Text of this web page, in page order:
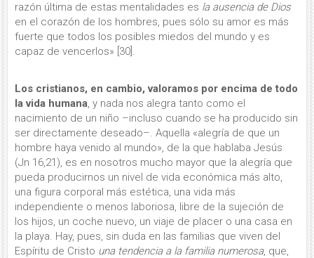
razón última de estas mentali­dades es la ausencia de Dios
en el cora­zón de los hombres, pues sólo su amor es más
fuerte que todos los posibles miedos del mundo y es
capaz de ven­cerlos» [30].
Los cristianos, en cambio, valo­ramos por encima de todo
la vida humana , y nada nos alegra tanto como el
nacimiento de un niño –incluso cuando se ha producido sin
ser directa­mente deseado–. Aquella «alegría de que un
hombre haya venido al mundo», de la que hablaba Jesús
(Jn 16,21), es en nosotros mucho mayor que la alegría que
pueda producirnos un nivel de vida económica más alto,
una figura corporal más estética, una vida más
independiente o menos labo­riosa, libre de la sujeción de
los hijos, un co­che nuevo, un viaje de placer o una ca­sa en
la playa. Hay, pues, sin duda en las familias que viven del
Espíritu de Cristo una tendencia a la familia nume­rosa, que,